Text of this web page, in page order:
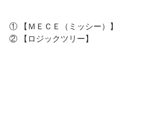
① 【ＭＥＣＥ（ミッシー）】
② 【ロジックツリー】